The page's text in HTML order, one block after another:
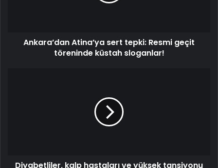
Ankara’dan Atina’ya sert tepki: Resmi geçit
töreninde küstah sloganlar!
Uzman
Diyabetliler, kalp hastaları ve yüksek tansiyonu